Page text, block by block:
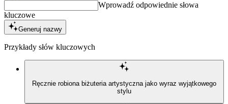
Wprowadź odpowiednie słowa
kluczowe
Generuj nazwy
Przykłady słów kluczowych
Ręcznie robiona biżuteria artystyczna jako wyraz wyjątkowego
stylu